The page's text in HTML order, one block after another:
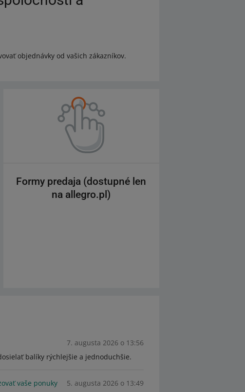
objednávky od vašich zákazníkov.
Formy predaja (dostupné len
na allegro.pl)
7. augusta 2026 o 13:56
balíky rýchlejšie a jednoduchšie.
vaše ponuky
5. augusta 2026 o 13:49